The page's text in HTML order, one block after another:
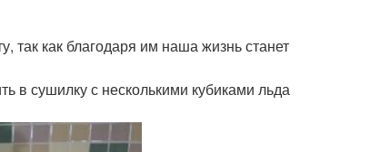
как благодаря им наша жизнь станет
в сушилку с несколькими кубиками льда